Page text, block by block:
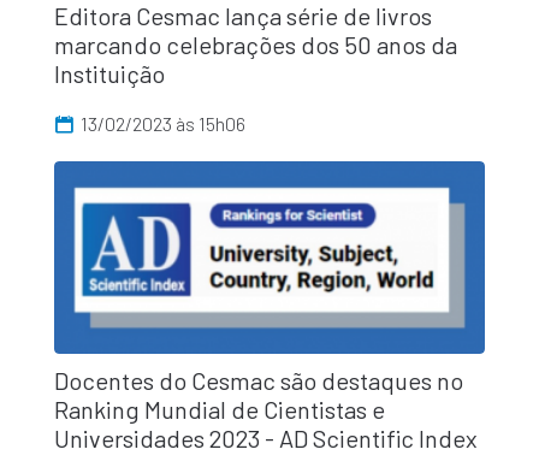
Editora Cesmac lança série de livros
marcando celebrações dos 50 anos da
Instituição
13/02/2023 às 15h06
Docentes do Cesmac são destaques no
Ranking Mundial de Cientistas e
Universidades 2023 - AD Scientific Index